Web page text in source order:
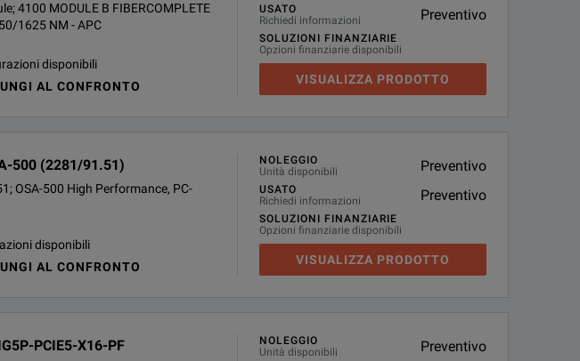
4100 MODULE B FIBERCOMPLETE
1625 NM - APC
disponibili
AL CONFRONTO
USATO
Richiedi informazioni
Preventivo
SOLUZIONI FINANZIARIE
Opzioni finanziarie disponibili
VISUALIZZA PRODOTTO
500 (2281/91.51)
OSA-500 High Performance, PC-
disponibili
AL CONFRONTO
NOLEGGIO
Unità disponibili
Preventivo
USATO
Richiedi informazioni
Preventivo
SOLUZIONI FINANZIARIE
Opzioni finanziarie disponibili
VISUALIZZA PRODOTTO
PCIE5-X16-PF
NOLEGGIO
Unità disponibili
Preventivo